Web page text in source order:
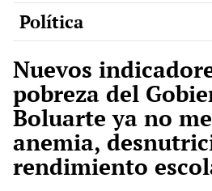
Política
Nuevos
pobreza del
Boluarte ya no
anemia,
rendimiento